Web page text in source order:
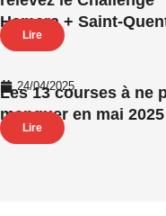
Hemera + Saint-
Lire
24/04/2025
Les 13 courses à ne
manquer en mai 2025
Lire